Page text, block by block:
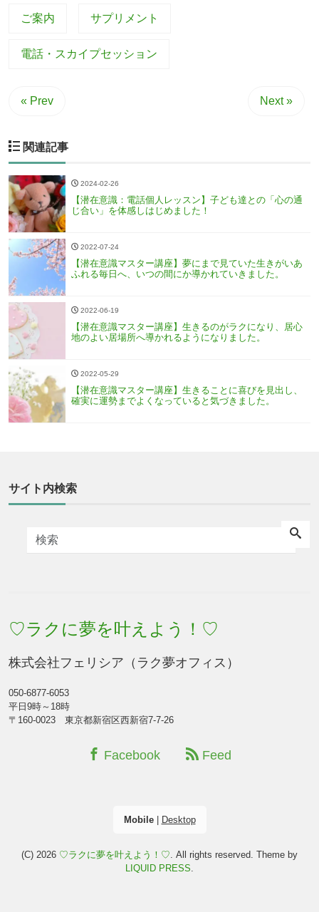
ご案内 サプリメント
電話・スカイプセッション
« Prev Next »
関連記事
2024-02-26
【潜在意識：電話個人レッスン】子ども達との「心の通
じ合い」を体感しはじめました！
2022-07-24
【潜在意識マスター講座】夢にまで見ていた生きがいあ
ふれる毎日へ、いつの間にか導かれていきました。
2022-06-19
【潜在意識マスター講座】生きるのがラクになり、居心
地のよい居場所へ導かれるようになりました。
2022-05-29
【潜在意識マスター講座】生きることに喜びを見出し、
確実に運勢までよくなっていると気づきました。
サイト内検索
♡ラクに夢を叶えよう！♡
株式会社フェリシア（ラク夢オフィス）
050-6877-6053
平日9時～18時
〒160-0023 東京都新宿区西新宿7-7-26
Facebook Feed
Mobile| Desktop
(C) 2026 ♡ラクに夢を叶えよう！♡. All rights reserved. Theme by
LIQUID PRESS.